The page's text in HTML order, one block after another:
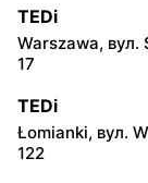
TEDi
Warszawa, вул.
17
TEDi
Łomianki, вул.
122